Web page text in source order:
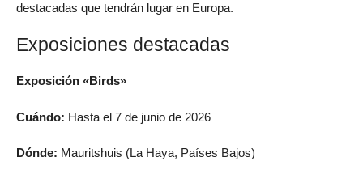
destacadas que tendrán lugar en Europa.
Exposiciones destacadas
Exposición «Birds»
Cuándo: Hasta el 7 de junio de 2026
Dónde: Mauritshuis (La Haya, Países Bajos)